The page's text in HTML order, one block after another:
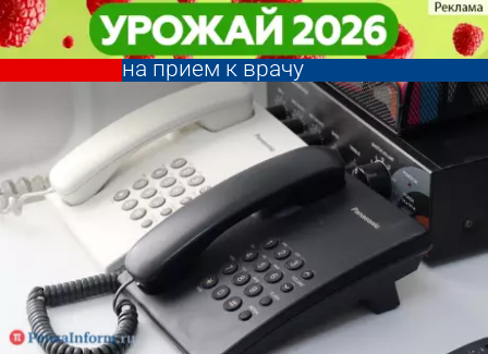
В Пензенской области будут
бороться со сбоями при записи
на прием к врачу
Общество В Пензенской области будут
бороться со сбоями при записи
на прием к врачу
Общество
Другие новости
по теме
Погода и курсы
валют в Пензе